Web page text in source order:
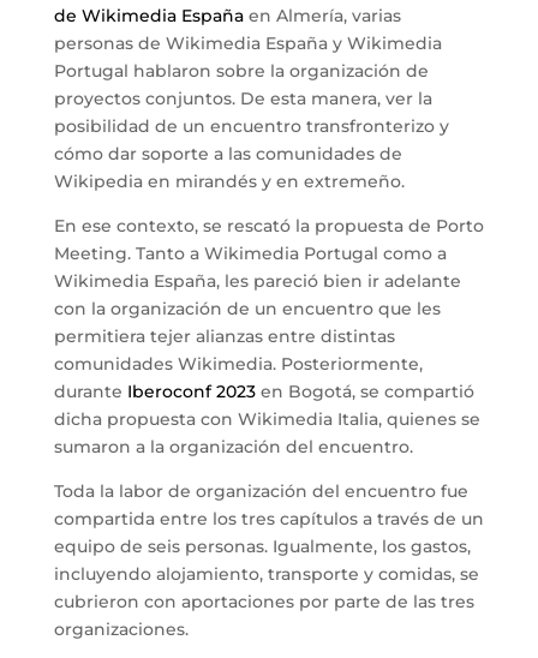
de Wikimedia Españaen Almería, varias
personas de Wikimedia España y Wikimedia
Portugal hablaron sobre la organización de
proyectos conjuntos. De esta manera, ver la
posibilidad de un encuentro transfronterizo y
cómo dar soporte a las comunidades de
Wikipedia en mirandés y en extremeño.
En ese contexto, se rescató la propuesta de Porto
Meeting. Tanto a Wikimedia Portugal como a
Wikimedia España, les pareció bien ir adelante
con la organización de un encuentro que les
permitiera tejer alianzas entre distintas
comunidades Wikimedia. Posteriormente,
durante Iberoconf 2023en Bogotá, se compartió
dicha propuesta con Wikimedia Italia, quienes se
sumaron a la organización del encuentro.
Toda la labor de organización del encuentro fue
compartida entre los tres capítulos a través de un
equipo de seis personas. Igualmente, los gastos,
incluyendo alojamiento, transporte y comidas, se
cubrieron con aportaciones por parte de las tres
organizaciones.